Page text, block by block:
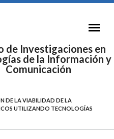
de Investigaciones en
de la Información y
Comunicación
DE LA VIABILIDAD DE LA
UTILIZANDO TECNOLOGÍAS